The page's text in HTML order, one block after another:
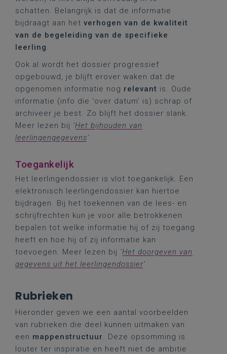
schatten. Belangrijk is dat de informatie
bijdraagt aan het verhogen van de kwaliteit
van de begeleiding van de specifieke
leerling.
Ook al wordt het dossier progressief
opgebouwd, je blijft erover waken dat de
opgenomen informatie nog relevant is. Oude
informatie (info die ‘over datum’ is) schrap of
archiveer je best. Zo blijft het dossier slank.
Meer lezen bij ‘Het bijhouden van
leerlingengegevens’.
Toegankelijk
Het leerlingendossier is vlot toegankelijk. Een
elektronisch leerlingendossier kan hiertoe
bijdragen. Bij het toekennen van de lees- en
schrijfrechten kun je voor alle betrokkenen
bepalen tot welke informatie hij of zij toegang
heeft en hoe hij of zij informatie kan
toevoegen. Meer lezen bij ‘Het doorgeven van
gegevens uit het leerlingendossier’.
Rubrieken
Hieronder geven we een aantal voorbeelden
van rubrieken die deel kunnen uitmaken van
een mappenstructuur. Deze opsomming is
louter ter inspiratie en heeft niet de ambitie